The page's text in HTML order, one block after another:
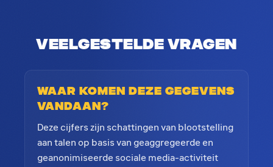
Veelgestelde vragen
Waar komen deze gegevens
vandaan?
Deze cijfers zijn schattingen van blootstelling
aan talen op basis van geaggregeerde en
geanonimiseerde sociale media-activiteit